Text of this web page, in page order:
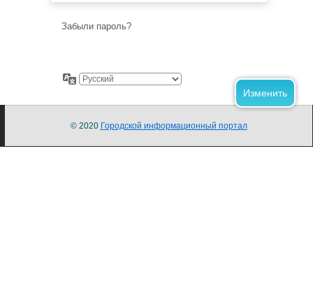
Забыли пароль?
© 2020 Городской информационный портал